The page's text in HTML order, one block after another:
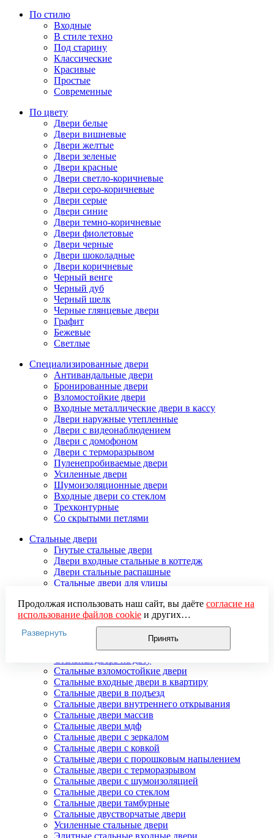
По стилю
Входные
В стиле техно
Под старину
Классические
Красивые
Простые
Современные
По цвету
Двери белые
Двери вишневые
Двери желтые
Двери зеленые
Двери красные
Двери светло-коричневые
Двери серо-коричневые
Двери серые
Двери синие
Двери темно-коричневые
Двери фиолетовые
Двери черные
Двери шоколадные
Двери коричневые
Черный венге
Черный дуб
Черный шелк
Черные глянцевые двери
Графит
Бежевые
Светлые
Специализированные двери
Антивандальные двери
Бронированные двери
Взломостойкие двери
Входные металлические двери в кассу
Двери наружные утепленные
Двери с видеонаблюдением
Двери с домофоном
Двери с терморазрывом
Пуленепробиваемые двери
Усиленные двери
Шумоизоляционные двери
Входные двери со стеклом
Трехконтурные
Со скрытыми петлями
Стальные двери
Гнутые стальные двери
Двери входные стальные в коттедж
Двери стальные распашные
Стальные двери для улицы
Дверь стальная двупольная
Наружные стальные двери
Недорогие стальные двери
Распродажа стальных дверей
Стальная дверь в дом
Стальные взломостойкие двери
Стальные входные двери в квартиру
Стальные двери в подъезд
Стальные двери внутреннего открывания
Стальные двери массив
Стальные двери мдф
Стальные двери с зеркалом
Стальные двери с ковкой
Стальные двери с порошковым напылением
Стальные двери с терморазрывом
Стальные двери с шумоизоляцией
Стальные двери со стеклом
Стальные двери тамбурные
Стальные двустворчатые двери
Усиленные стальные двери
Элитные стальные входные двери
Продолжая использовать наш сайт, вы даёте согласие на
использование файлов cookieи других
пользовательских данных (включая IP-адрес, сведения о
местоположении, устройстве, действиях на сайте и т. п.)
для функционирования сайта, проведения
использования систем аналитики (например,
Яндекс.Метрика), в соответствии с нашейПолитикой
обработки персональных данных.
Если вы не хотите, чтобы ваши данные обрабатывались,
настройте ограничения в браузере или покиньте сайт.
Развернуть
Принять